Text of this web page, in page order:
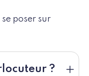
poser sur
?